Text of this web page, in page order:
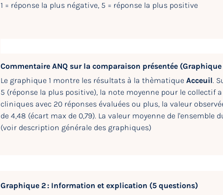
1 = réponse la plus négative, 5 = réponse la plus positive
Commentaire ANQ sur la comparaison présentée (Graphique
Le graphique 1 montre les résultats à la thèmatique Acceuil.
5 (réponse la plus positive), la note moyenne pour le collectif
cliniques avec 20 réponses évaluées ou plus, la valeur
de 4,48 (écart max de 0,79). La valeur moyenne de l'ensemble
(voir description générale des graphiques)
Graphique 2 : Information et explication (5 questions)